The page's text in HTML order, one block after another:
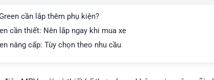
cần lắp thêm phụ kiện?
cần thiết: Nên lắp ngay khi mua xe
nâng cấp: Tùy chọn theo nhu cầu